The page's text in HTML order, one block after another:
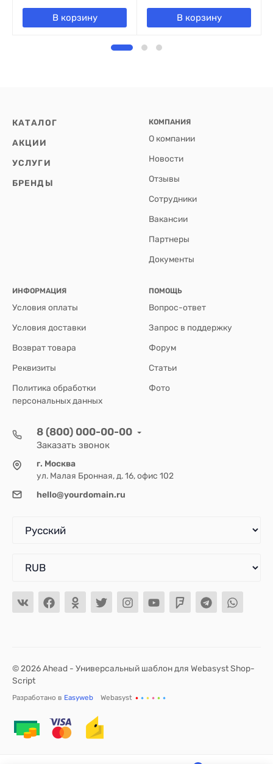
В корзину В корзину
КАТАЛОГ
АКЦИИ
УСЛУГИ
БРЕНДЫ
КОМПАНИЯ
О компании
Новости
Отзывы
Сотрудники
Вакансии
Партнеры
Документы
ИНФОРМАЦИЯ
Условия оплаты
Условия доставки
Возврат товара
Реквизиты
Политика обработки
персональных данных
ПОМОЩЬ
Вопрос-ответ
Запрос в поддержку
Форум
Статьи
Фото
8 (800) 000-00-00
Заказать звонок
г. Москва
ул. Малая Бронная, д. 16, офис 102
hello@yourdomain.ru
© 2026 Ahead - Универсальный шаблон для Webasyst Shop-
Script
Разработано в Easyweb Webasyst